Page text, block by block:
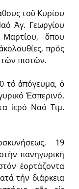
τοῦ Κυρίου
Ἁγ. Γεωργίου
ὅπου
πρός
τῶν πιστῶν.
τό ἀπόγευμα, ὁ
Ἑσπερινό,
ἱερό Ναό Τιμ.
19
πανηγυρική
ἑορτάζοντα
τήν διάρκεια